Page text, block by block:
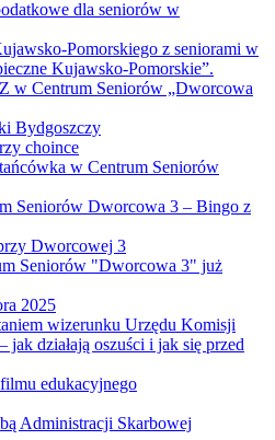
dla seniorów w
Pomorskiego z seniorami w
Kujawsko-Pomorskie”.
w Centrum Seniorów „Dworcowa
Bydgoszczy
choince
w Centrum Seniorów
Seniorów Dworcowa 3 – Bingo z
Dworcowej 3
Seniorów "Dworcowa 3" już
2025
wizerunku Urzędu Komisji
jak działają oszuści i jak się przed
edukacyjnego
Administracji Skarbowej